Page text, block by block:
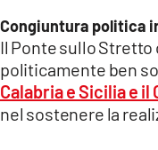
ILVIBONESE.IT
LACAPITALENEWS.IT
Congiuntura politica
Il Ponte sullo Stretto
politicamente ben
Calabria e Sicilia e
nel sostenere la